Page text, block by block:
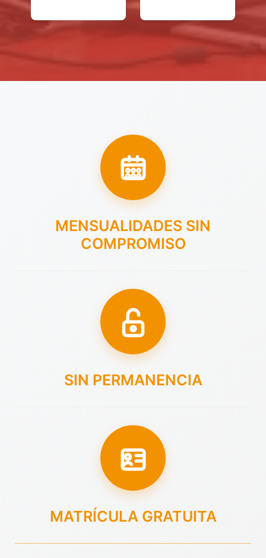
MENSUALIDADES SIN
COMPROMISO
SIN PERMANENCIA
MATRÍCULA GRATUITA